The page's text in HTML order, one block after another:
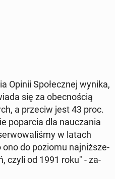
Opinii Spo­łecz­nej wynika,
się za obec­no­ścią
a przeciw jest 43 proc.
po­par­cia dla na­ucza­nia
w latach
ono do poziomu naj­niż­sze­
czyli od 1991 roku" - za­